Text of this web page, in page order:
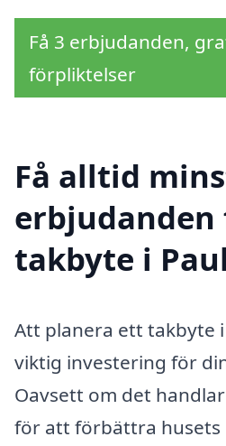
Få 3 erbjudanden,
förpliktelser
Få alltid
erbjudanden
takbyte i
Att planera ett takbyte
viktig investering för
Oavsett om det
för att förbättra husets